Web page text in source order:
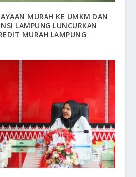
MURAH KE UMKM DAN
LAMPUNG LUNCURKAN
MURAH LAMPUNG